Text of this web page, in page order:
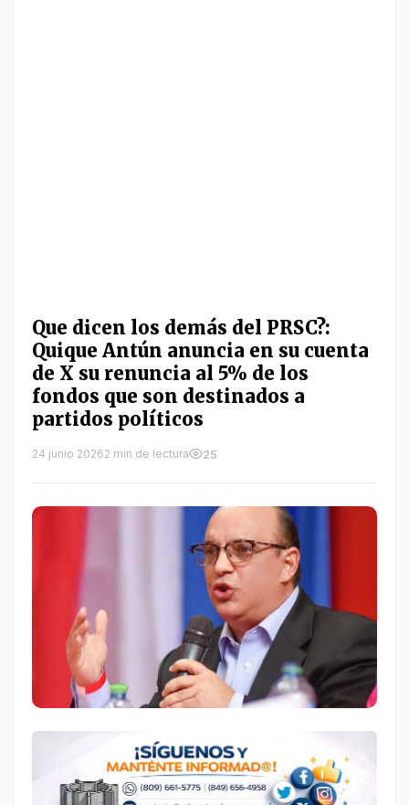
Que dicen los demás del PRSC?:
Quique Antún anuncia en su cuenta
de X su renuncia al 5% de los
fondos que son destinados a
partidos políticos
24 junio 20262 min de lectura 25